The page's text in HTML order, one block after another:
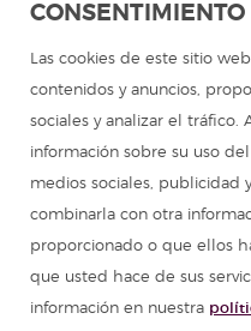
Campamentos de verano
Cursos de español
Recursos para aprender
Partners
Las cookies de este sitio
contenidos y anuncios,
sociales y analizar el tráfico.
información sobre su uso
medios sociales, publicidad
combinarla con otra
proporcionado o que ellos
que usted hace de sus
información en nuestra